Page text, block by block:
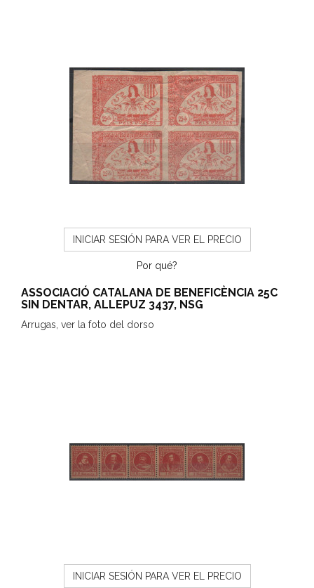
INICIAR SESIÓN PARA VER EL PRECIO
Por qué?
ASSOCIACIÓ CATALANA DE BENEFICÈNCIA 25C
SIN DENTAR, ALLEPUZ 3437, NSG
Arrugas, ver la foto del dorso
INICIAR SESIÓN PARA VER EL PRECIO